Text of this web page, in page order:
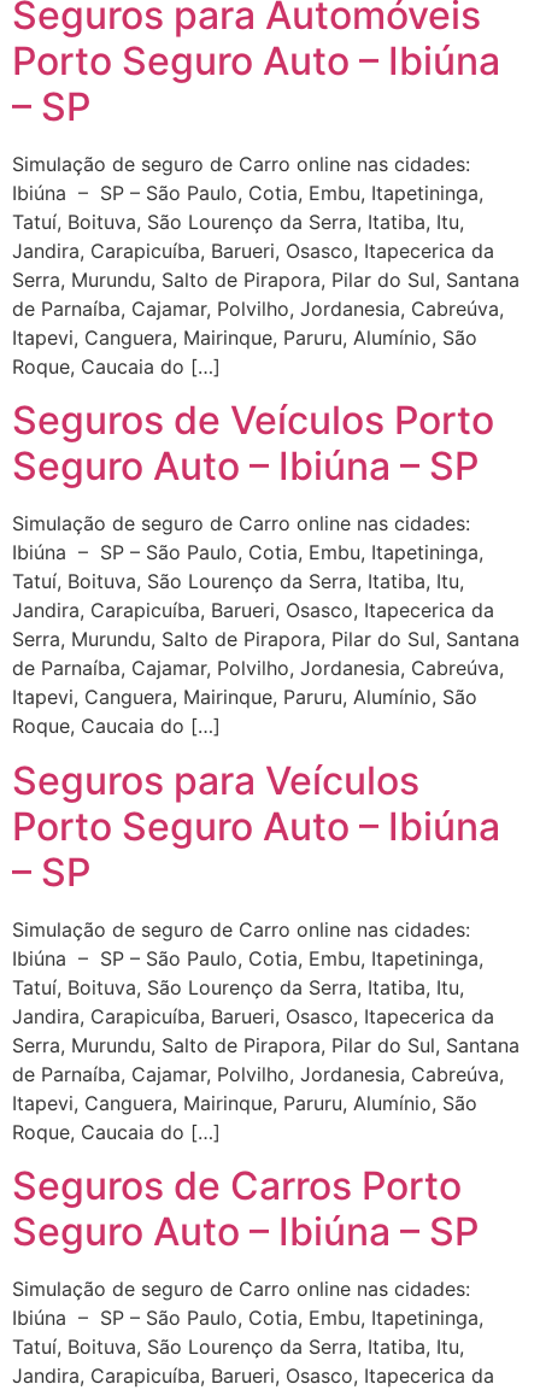
Seguros para Automóveis
Porto Seguro Auto – Ibiúna
– SP
Simulação de seguro de Carro online nas cidades:
Ibiúna – SP – São Paulo, Cotia, Embu, Itapetininga,
Tatuí, Boituva, São Lourenço da Serra, Itatiba, Itu,
Jandira, Carapicuíba, Barueri, Osasco, Itapecerica da
Serra, Murundu, Salto de Pirapora, Pilar do Sul, Santana
de Parnaíba, Cajamar, Polvilho, Jordanesia, Cabreúva,
Itapevi, Canguera, Mairinque, Paruru, Alumínio, São
Roque, Caucaia do […]
Seguros de Veículos Porto
Seguro Auto – Ibiúna – SP
Simulação de seguro de Carro online nas cidades:
Ibiúna – SP – São Paulo, Cotia, Embu, Itapetininga,
Tatuí, Boituva, São Lourenço da Serra, Itatiba, Itu,
Jandira, Carapicuíba, Barueri, Osasco, Itapecerica da
Serra, Murundu, Salto de Pirapora, Pilar do Sul, Santana
de Parnaíba, Cajamar, Polvilho, Jordanesia, Cabreúva,
Itapevi, Canguera, Mairinque, Paruru, Alumínio, São
Roque, Caucaia do […]
Seguros para Veículos
Porto Seguro Auto – Ibiúna
– SP
Simulação de seguro de Carro online nas cidades:
Ibiúna – SP – São Paulo, Cotia, Embu, Itapetininga,
Tatuí, Boituva, São Lourenço da Serra, Itatiba, Itu,
Jandira, Carapicuíba, Barueri, Osasco, Itapecerica da
Serra, Murundu, Salto de Pirapora, Pilar do Sul, Santana
de Parnaíba, Cajamar, Polvilho, Jordanesia, Cabreúva,
Itapevi, Canguera, Mairinque, Paruru, Alumínio, São
Roque, Caucaia do […]
Seguros de Carros Porto
Seguro Auto – Ibiúna – SP
Simulação de seguro de Carro online nas cidades:
Ibiúna – SP – São Paulo, Cotia, Embu, Itapetininga,
Tatuí, Boituva, São Lourenço da Serra, Itatiba, Itu,
Jandira, Carapicuíba, Barueri, Osasco, Itapecerica da